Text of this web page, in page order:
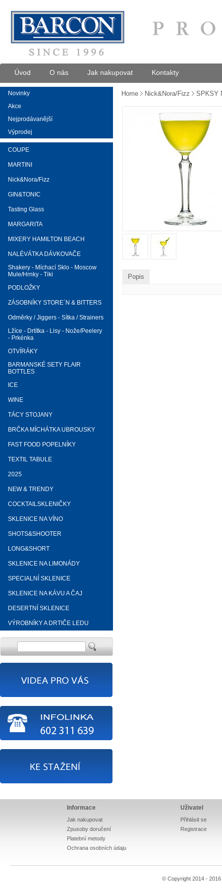
Úvod O nás Jak nakupovat Kontakty
Novinky
Akce
Nejprodávanější
Výprodej
COUPE
MARTINI
Nick&Nora/Fizz
GIN&TONIC
Tasting Glass
MARGARITA
MIXERY HAMILTON BEACH
NALÉVÁTKA DÁVKOVAČE
Shakery - Míchací Sklo - Moscow
Mule/Hrnky - Tiki
PODLOŽKY
ZÁSOBNÍKY STORE´N & BITTERS
Odměrky / Jiggers - Sítka / Strainers
Lžíce - Drtítka - Lisy - Nože/Peelery
- Prkénka
OTVÍRÁKY
BARMANSKÉ SETY FLAIR
BOTTLES
ICE
WINE
TÁCY STOJANY
BRČKA MÍCHÁTKA UBROUSKY
FAST FOOD POPELNÍKY
TEXTIL TABULE
2025
NEW & TRENDY
COCKTAILSKLENIČKY
SKLENICE NA VÍNO
SHOTS&SHOOTER
LONG&SHORT
SKLENICE NA LIMONÁDY
SPECIALNÍ SKLENICE
SKLENICE NA KÁVU A ČAJ
DESERTNÍ SKLENICE
VÝROBNÍKY A DRTIČE LEDU
Home Nick&Nora/Fizz SPKSY
Popis
Informace
Jak nakupovat
Zpusoby doručení
Platební metody
Ochrana osobních údaju
Uživatel
Přihlásit se
Registrace
© Copyright 2014 - 2016